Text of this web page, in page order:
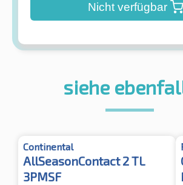
Nicht verfügbar
siehe
Continental
AllSeasonContact 2 TL
3PMSF